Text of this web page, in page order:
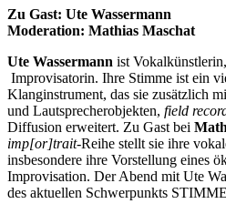
Zu Gast: Ute Wassermann
Moderation: Mathias Maschat
Ute Wassermann ist
Improvisatorin. Ihre Stimme ist ein
Klanginstrument, das sie zusätzlich
und Lautsprecherobjekten, field
Diffusion erweitert. Zu Gast bei
imp[or]trait-Reihe stellt sie ihre
insbesondere ihre Vorstellung eines
Improvisation. Der Abend mit Ute
des aktuellen Schwerpunkts